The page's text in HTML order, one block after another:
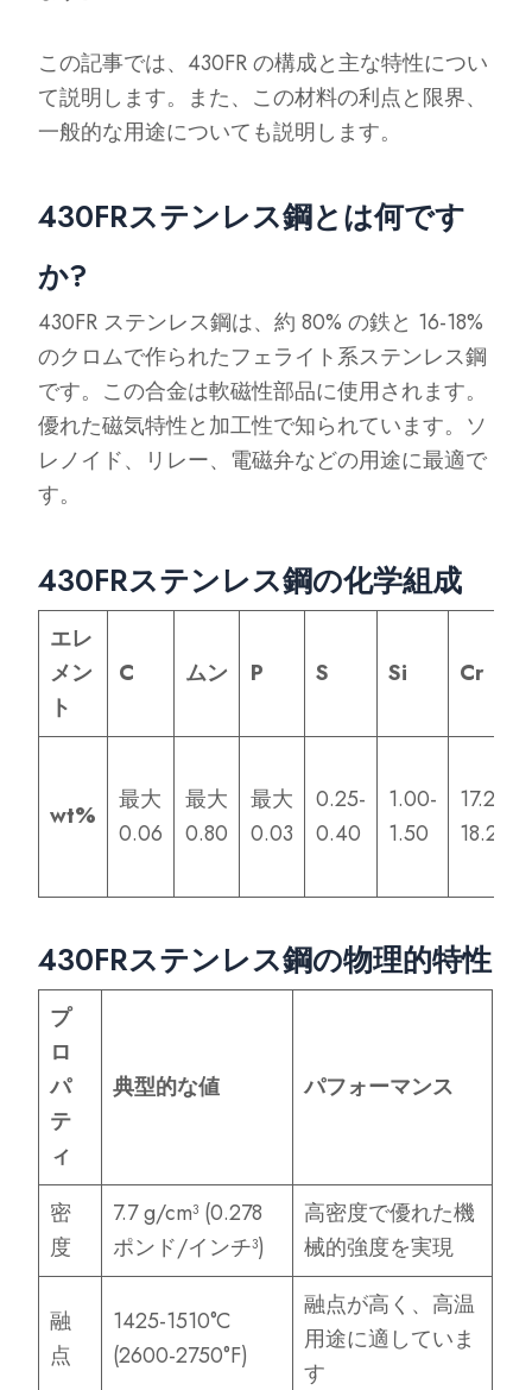
この記事では、430FR の構成と主な特性につい
て説明します。また、この材料の利点と限界、
一般的な用途についても説明します。
430FRステンレス鋼とは何です
か?
430FR ステンレス鋼は、約 80% の鉄と 16-18%
のクロムで作られたフェライト系ステンレス鋼
です。この合金は軟磁性部品に使用されます。
優れた磁気特性と加工性で知られています。ソ
レノイド、リレー、電磁弁などの用途に最適で
す。
430FRステンレス鋼の化学組成
エレ
メン
ト
C ムン P S Si Cr
wt%
最大
0.06
最大
0.80
最大
0.03
0.25-
0.40
1.00-
1.50
17.25-
18.25
430FRステンレス鋼の物理的特性
プ
ロ
パ
テ
ィ
典型的な値 パフォーマンス
密
度
7.7 g/cm³ (0.278
ポンド/インチ³)
高密度で優れた機
械的強度を実現
融
点
1425-1510°C
(2600-2750°F)
融点が高く、高温
用途に適していま
す